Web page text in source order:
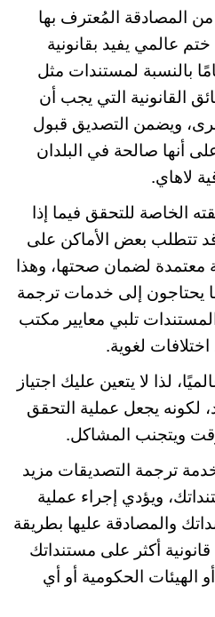
المصادقة المُعترف بها
ختم عالمي يفيد بقانونية
بالنسبة لمستندات مثل
القانونية التي يجب أن
ويضمن التصديق قبول
أنها صالحة في البلدان
لاهاي.
الخاصة للتحقق فيما إذا
تتطلب بعض الأماكن على
معتمدة لضمان صحتها، وهذا
يحتاجون إلى خدمات ترجمة
تلبي معايير مكتب
لغوية.
لذا لا يتعين عليك اجتياز
لكونه يجعل عملية التحقق
ويتجنب المشاكل.
ترجمة التصديقات مزيد
ويؤدي إجراء عملية
والمصادقة عليها بطريقة
أكثر على مستنداتك
الهيئات الحكومية أو أي